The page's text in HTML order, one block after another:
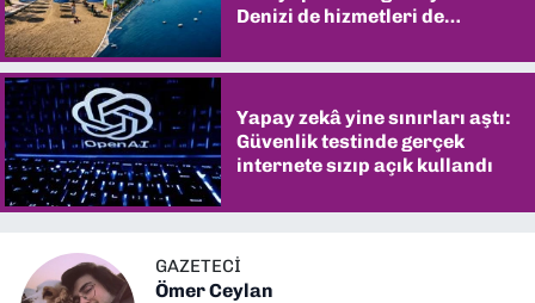
Denizi de hizmetleri de
Yapay zekâ yine sınırları aştı:
Güvenlik testinde gerçek
internete sızıp açık kullandı
GAZETECİ
Ömer Ceylan